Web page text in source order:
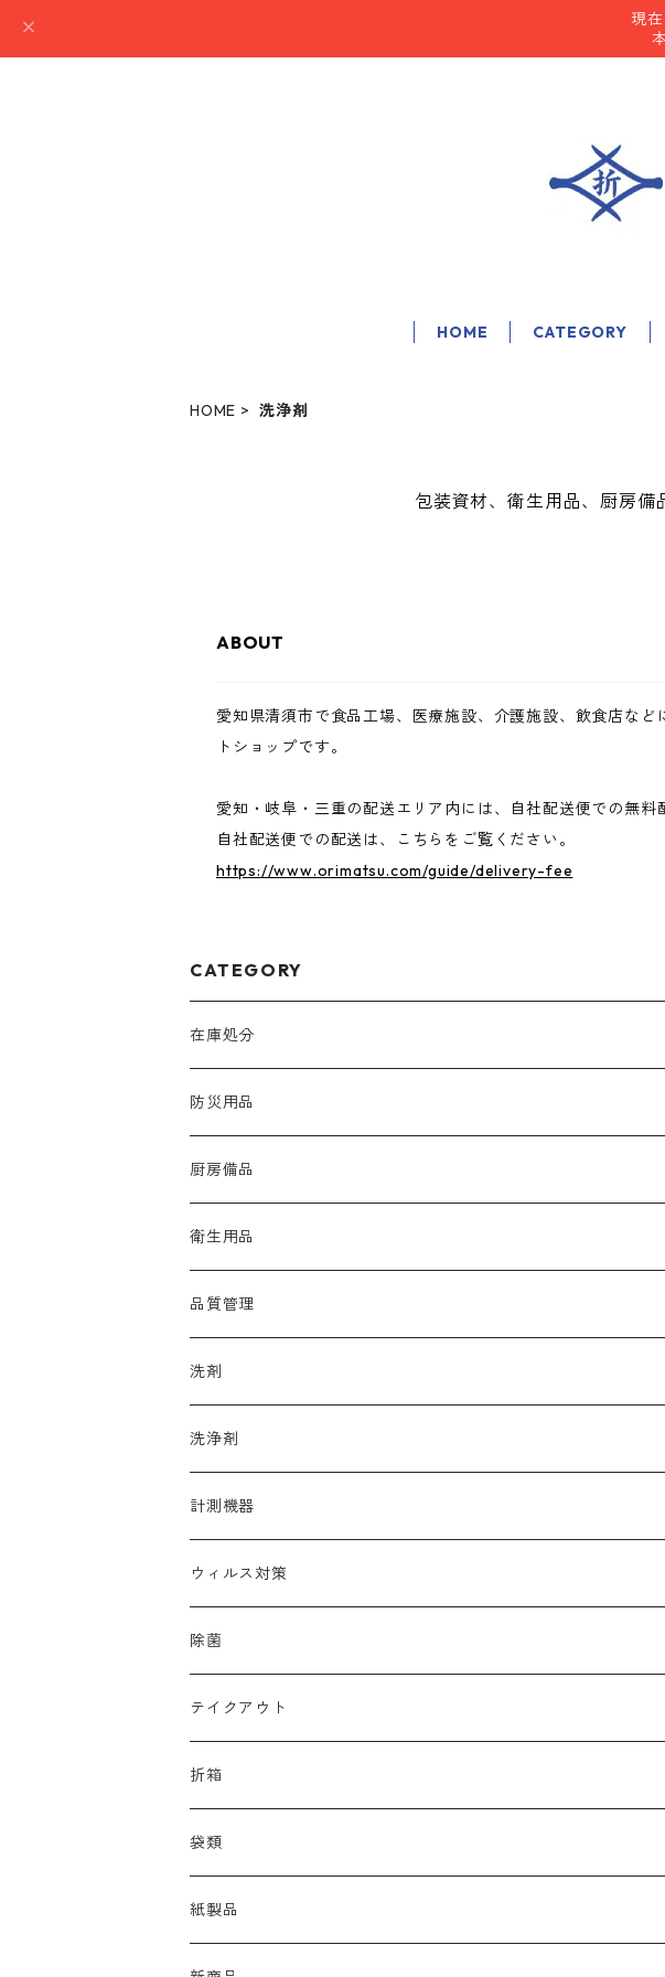
現
HOME CATEGORY
HOME 洗浄剤
包装資材、衛生用品、厨房備
ABOUT
愛知県清須市で食品工場、医療施設、介護施設、飲食店な
トショップです。
愛知・岐阜・三重の配送エリア内には、自社配送便での無料
自社配送便での配送は、こちらをご覧ください。
https://www.orimatsu.com/guide/delivery-fee
CATEGORY
在庫処分
防災用品
厨房備品
ラップ
たわし・スポンジ
衛生用品
手袋
カウンタークロス
マスク
帽子
靴
品質管理
アルコール
品質保持
洗剤
厨房機器洗浄剤
清掃用洗剤
中性除菌洗浄剤
多目的高機能洗剤
洗浄剤
調理器具洗浄剤
計測機器
ウィルス対策
コロナ
ノロ
除菌
テイクアウト
おしぼり
オードブル
お弁当
折箱
袋類
紙製品